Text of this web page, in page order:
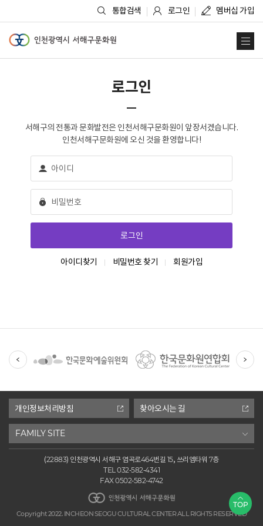
통합검색 로그인 멤버십 가입
로그인
서해구의 전통과 문화발전은 인천서해구문화원이 앞장서겠습니다.
인천서해구문화원에 오신 것을 환영합니다!
아이디찾기 비밀번호 찾기 회원가입
기
개인정보처리방침 찾아오시는 길
FAMILY SITE
(22883) 인천광역시 서해구 염곡로464번길 15, 쓰리엠타워 7층
TEL 032-582-4341
FAX 0502-582-4742
인천광역시 서해구문화원
Copyright 2022. INCHEON SEOGU CULTURAL CENTER ALL RIGHTS RESERVED
TOP